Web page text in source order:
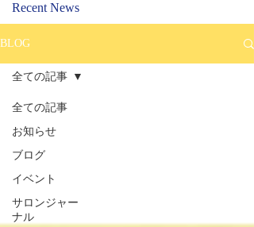
Recent News
BLOG
全ての記事
お知らせ
ブログ
イベント
サロンジャー
ナル
全ての記事